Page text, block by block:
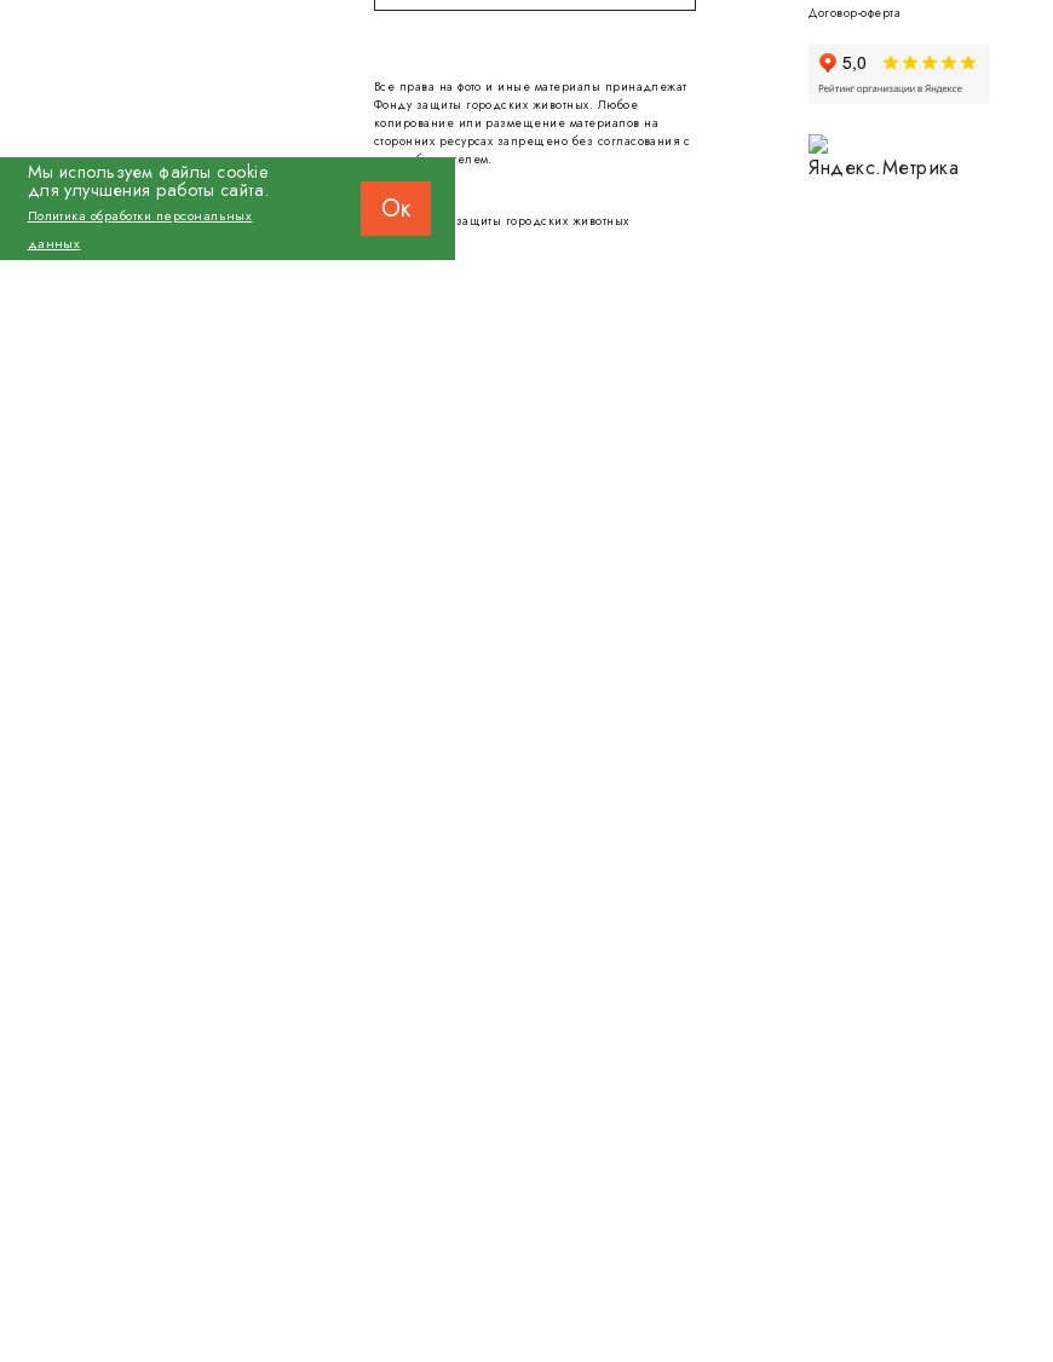
Все права на фото и иные материалы принадлежат
Фонду защиты городских животных. Любое
копирование или размещение материалов на
сторонних ресурсах запрещено без согласования с
правообладателем.
© 2026 Фонд защиты городских животных
Договор-оферта
Мы используем файлы cookie
для улучшения работы сайта.
Политика обработки персональных
данных
Ок